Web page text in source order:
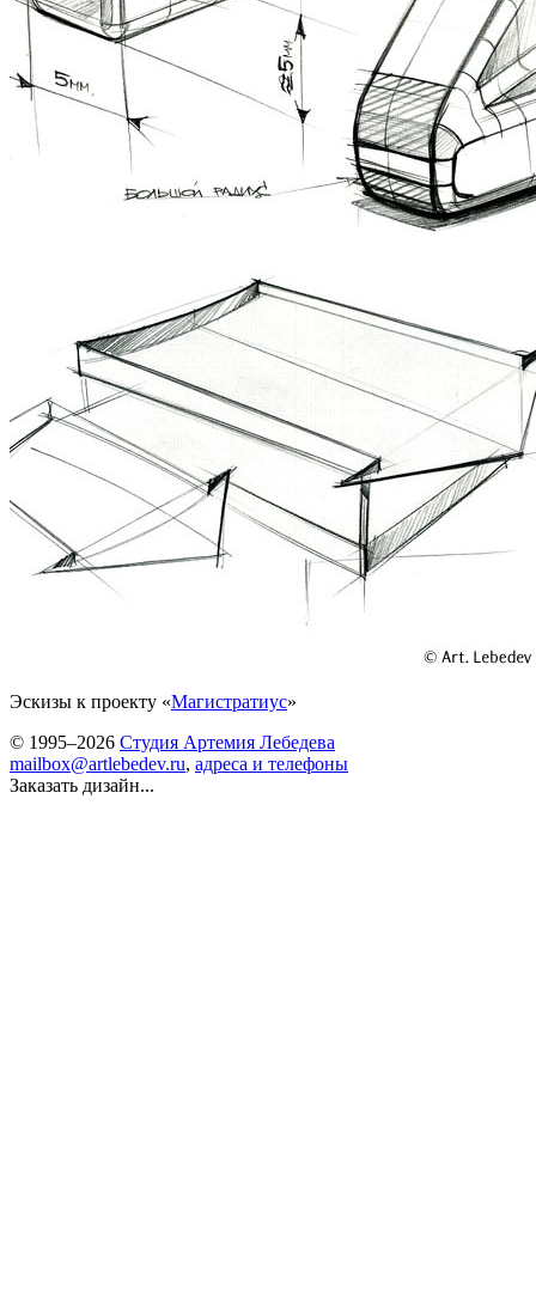
Эскизы к проекту «Магистратиус»
© 1995–2026 Студия Артемия Лебедева
mailbox@artlebedev.ru, адреса и телефоны
Заказать дизайн...